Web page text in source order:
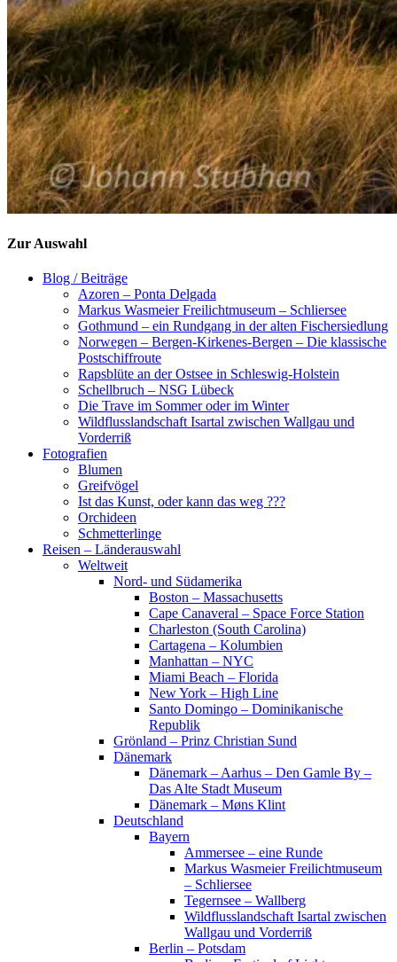
Zur Auswahl
Blog / Beiträge
Azoren – Ponta Delgada
Markus Wasmeier Freilichtmuseum – Schliersee
Gothmund – ein Rundgang in der alten Fischersiedlung
Norwegen – Bergen-Kirkenes-Bergen – Die klassische
Postschiffroute
Rapsblüte an der Ostsee in Schleswig-Holstein
Schellbruch – NSG Lübeck
Die Trave im Sommer oder im Winter
Wildflusslandschaft Isartal zwischen Wallgau und
Vorderriß
Fotografien
Blumen
Greifvögel
Ist das Kunst, oder kann das weg ???
Orchideen
Schmetterlinge
Reisen – Länderauswahl
Weltweit
Nord- und Südamerika
Boston – Massachusetts
Cape Canaveral – Space Force Station
Charleston (South Carolina)
Cartagena – Kolumbien
Manhattan – NYC
Miami Beach – Florida
New York – High Line
Santo Domingo – Dominikanische
Republik
Grönland – Prinz Christian Sund
Dänemark
Dänemark – Aarhus – Den Gamle By –
Das Alte Stadt Museum
Dänemark – Møns Klint
Deutschland
Bayern
Ammersee – eine Runde
Markus Wasmeier Freilichtmuseum
– Schliersee
Tegernsee – Wallberg
Wildflusslandschaft Isartal zwischen
Wallgau und Vorderriß
Berlin – Potsdam